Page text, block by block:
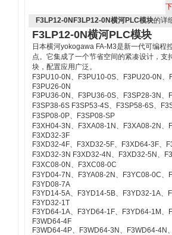
F3LP12-0NF3LP12-0N横河PLC模块的详
F3LP12-0N横河PLC模块
日本横河yokogawa FA-M3是新一代可编程
点。 它集成了一个节省空间的紧凑设计 ， 支
块 ， 配置应用广泛 。
F3PU10-0N、F3PU10-0S、F3PU20-0N
F3PU26-0N
F3PU36-0N、F3PU36-0S、F3SP28-3N
F3SP38-6S F3SP53-4S、F3SP58-6S、
F3SP08-0P、F3SP08-SP
F3XH04-3N、F3XA08-1N、F3XA08-2N
F3XD32-3F
F3XD32-4F、F3XD32-5F、F3XD64-3F、
F3XD32-3N F3XD32-4N、F3XD32-5N、
F3XC08-0N、F3XC08-0C
F3YD04-7N、F3YA08-2N、F3YC08-0C
F3YD08-7A
F3YD14-5A、F3YD14-5B、F3YD32-1A
F3YD32-1T
F3YD64-1A、F3YD64-1F、F3YD64-1M
F3WD64-4F
F3WD64-4P、F3WD64-3N、F3WD64-